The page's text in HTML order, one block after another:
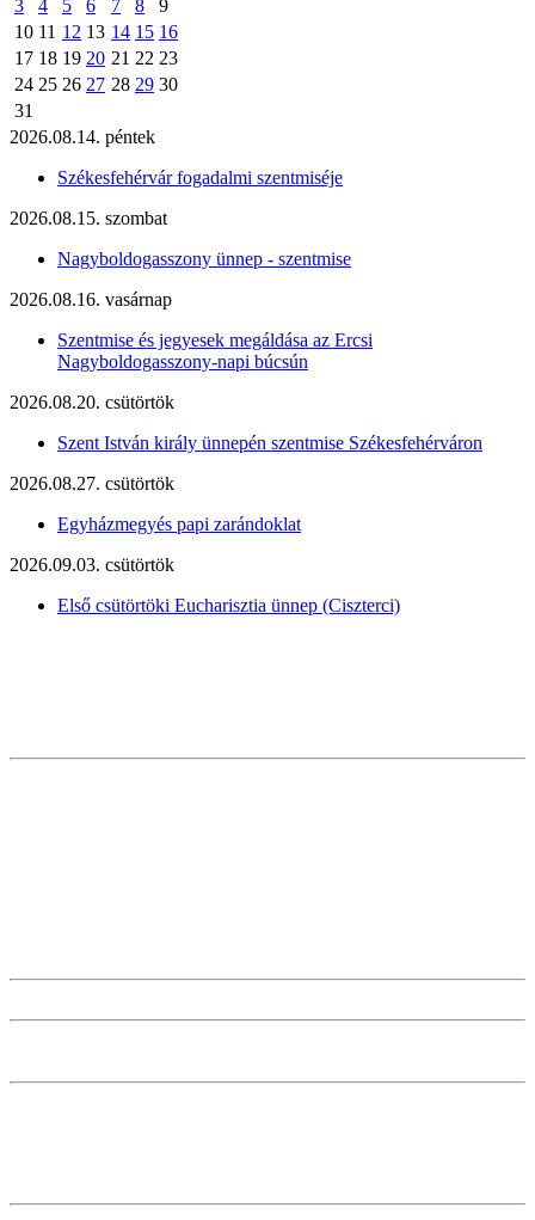
3
4 5 6 7 8
9
10 11 12 13 14 15 16
17 18 19 20 21 22 23
24 25 26 27 28 29 30
31
2026.08.14. péntek
Székesfehérvár fogadalmi szentmiséje
2026.08.15. szombat
Nagyboldogasszony ünnep - szentmise
2026.08.16. vasárnap
Szentmise és jegyesek megáldása az Ercsi
Nagyboldogasszony-napi búcsún
2026.08.20. csütörtök
Szent István király ünnepén szentmise Székesfehérváron
2026.08.27. csütörtök
Egyházmegyés papi zarándoklat
2026.09.03. csütörtök
Első csütörtöki Eucharisztia ünnep (Ciszterci)